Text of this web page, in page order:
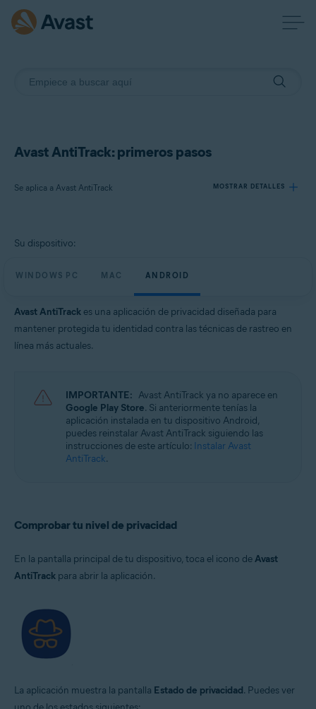
Avast AntiTrack: primeros pasos
Se aplica a Avast AntiTrack MOSTRAR DETALLES
Productos:
Windows, macOS y Android
Su dispositivo:
WINDOWS PC MAC ANDROID
Avast AntiTrack es una aplicación de privacidad diseñada para
mantener protegida tu identidad contra las técnicas de rastreo en
línea más actuales.
IMPORTANTE: Avast AntiTrack ya no aparece en
Google Play Store. Si anteriormente tenías la
aplicación instalada en tu dispositivo Android,
puedes reinstalar Avast AntiTrack siguiendo las
instrucciones de este artículo: Instalar Avast
AntiTrack.
Comprobar tu nivel de privacidad
En la pantalla principal de tu dispositivo, toca el icono deAvast
AntiTrack para abrir la aplicación.
La aplicación muestra la pantalla Estado de privacidad. Puedes ver